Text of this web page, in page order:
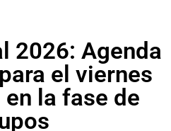
2026: Agenda
el viernes
la fase de